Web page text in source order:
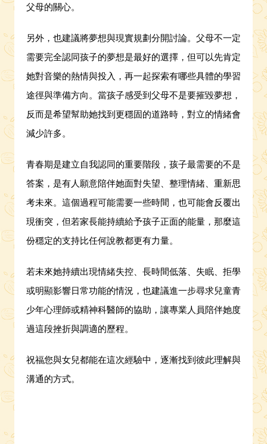
父母的關心。
另外，也建議將夢想與現實規劃分開討論。父母不一定
需要完全認同孩子的夢想是最好的選擇，但可以先肯定
她對音樂的熱情與投入，再一起探索有哪些具體的學習
途徑與準備方向。當孩子感受到父母不是要摧毀夢想，
反而是希望幫助她找到更穩固的道路時，對立的情緒會
減少許多。
青春期是建立自我認同的重要階段，孩子最需要的不是
答案，是有人願意陪伴她面對失望、整理情緒、重新思
考未來。這個過程可能需要一些時間，也可能會反覆出
現衝突，但若家長能持續給予孩子正面的能量，那麼這
份穩定的支持比任何說教都更有力量。
若未來她持續出現情緒失控、長時間低落、失眠、拒學
或明顯影響日常功能的情況，也建議進一步尋求兒童青
少年心理師或精神科醫師的協助，讓專業人員陪伴她度
過這段挫折與調適的歷程。
祝福您與女兒都能在這次經驗中，逐漸找到彼此理解與
溝通的方式。